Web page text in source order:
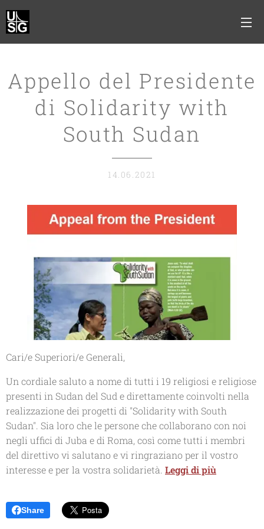
Appello del Presidente
di Solidarity with
South Sudan
14.06.2021
Cari/e Superiori/e Generali,
Un cordiale saluto a nome di tutti i 19 religiosi e religiose
presenti in Sudan del Sud e direttamente coinvolti nella
realizzazione dei progetti di "Solidarity with South
Sudan". Sia loro che le persone che collaborano con noi
negli uffici di Juba e di Roma, così come tutti i membri
del direttivo vi salutano e vi ringraziano per il vostro
interesse e per la vostra solidarietà. Leggi di più
Share